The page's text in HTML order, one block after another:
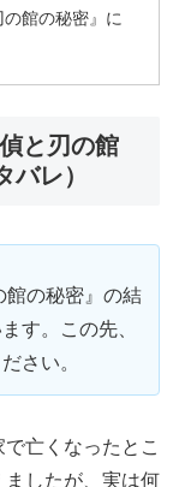
館の秘密』に
と刃の館
レ）
館の秘密』の結
す。この先、
さい。
亡くなったとこ
したが、実は何